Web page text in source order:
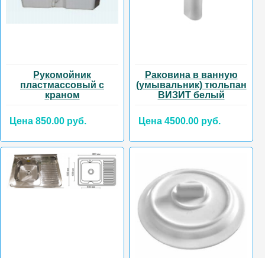
Рукомойник
пластмассовый с
краном
Цена 850.00 руб.
Раковина в ванную
(умывальник) тюльпан
ВИЗИТ белый
Цена 4500.00 руб.